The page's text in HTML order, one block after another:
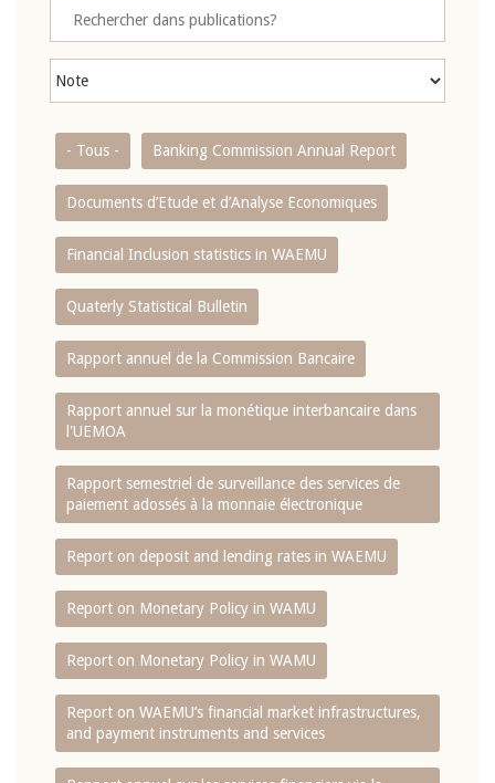
- Tous - Banking Commission Annual Report
Documents d’Etude et d’Analyse Economiques
Financial Inclusion statistics in WAEMU
Quaterly Statistical Bulletin
Rapport annuel de la Commission Bancaire
Rapport annuel sur la monétique interbancaire dans
l'UEMOA
Rapport semestriel de surveillance des services de
paiement adossés à la monnaie électronique
Report on deposit and lending rates in WAEMU
Report on Monetary Policy in WAMU
Report on Monetary Policy in WAMU
Report on WAEMU’s financial market infrastructures,
and payment instruments and services